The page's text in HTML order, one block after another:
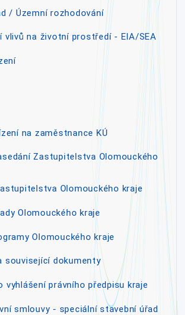
/ Územní rozhodování
vlivů na životní prostředí - EIA/SEA
na zaměstnance KÚ
Zastupitelstva Olomouckého
Olomouckého kraje
Olomouckého kraje
Olomouckého kraje
související dokumenty
vyhlášení právního předpisu kraje
smlouvy - speciální stavební úřad